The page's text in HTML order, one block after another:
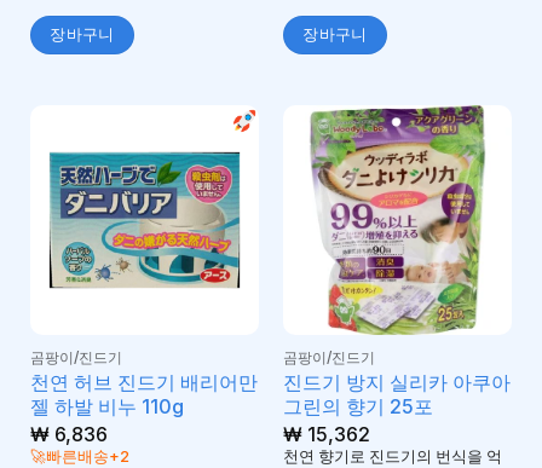
장바구니 장바구니
곰팡이/진드기
천연 허브 진드기 배리어만
젤 하발 비누 110g
₩6,836
🚀빠른배송+2
곰팡이/진드기
진드기 방지 실리카 아쿠아
그린의 향기 25포
₩15,362
천연 향기로 진드기의 번식을 억